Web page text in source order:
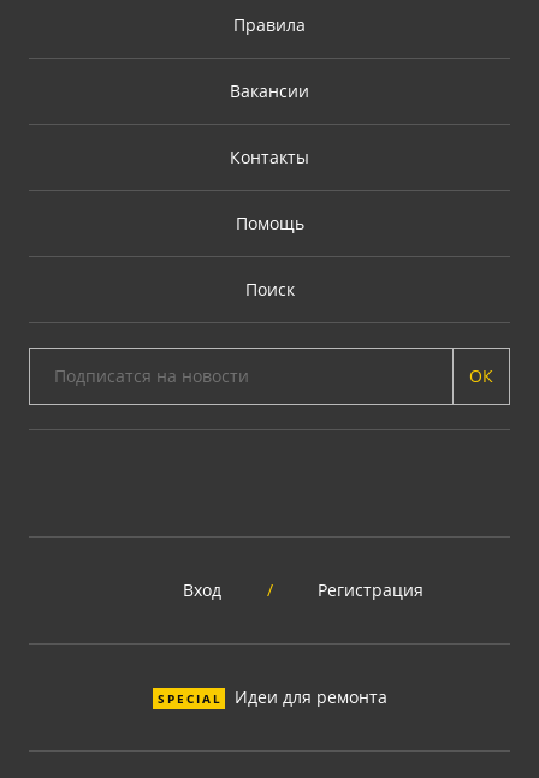
Правила
Вакансии
Контакты
Помощь
Поиск
ОК
Вход / Регистрация
SPECIAL Идеи для ремонта